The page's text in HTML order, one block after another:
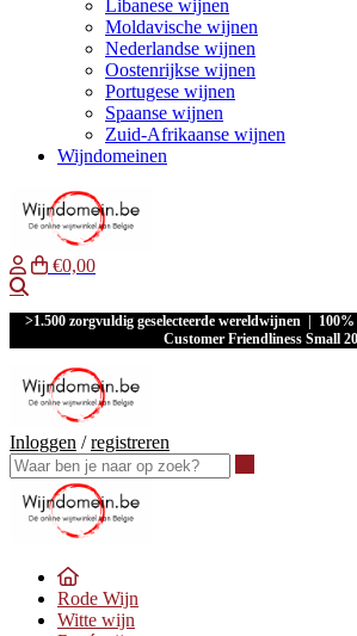
Libanese wijnen
Moldavische wijnen
Nederlandse wijnen
Oostenrijkse wijnen
Portugese wijnen
Spaanse wijnen
Zuid-Afrikaanse wijnen
Wijndomeinen
€0,00
>1.500 zorgvuldig geselecteerde wereldwijnen |
Customer Friendliness Small
Inloggen /registreren
Rode Wijn
Witte wijn